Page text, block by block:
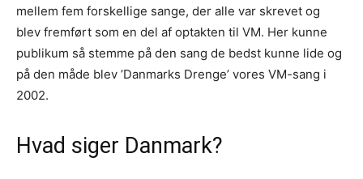
mellem fem forskellige sange, der alle var skrevet og
blev fremført som en del af optakten til VM. Her kunne
publikum så stemme på den sang de bedst kunne lide og
på den måde blev ’Danmarks Drenge’ vores VM-sang i
2002.
Hvad siger Danmark?